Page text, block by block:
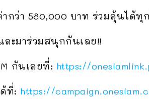
กว่า 580,000 บาท ร่วมลุ้นได้
ะมาร่วมสนุกกันเลย!!
กันเลยที่: https://
ที่: https://